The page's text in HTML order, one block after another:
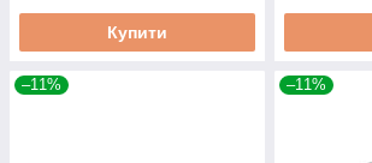
Купити
–11% –11%